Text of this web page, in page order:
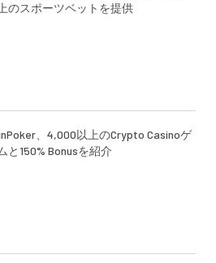
のスポーツベットを提供
、4,000以上のCrypto Casinoゲ
と150% Bonusを紹介